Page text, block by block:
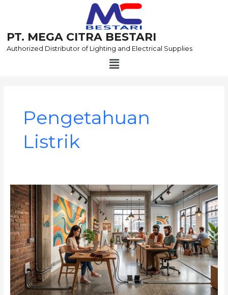
PT. MEGA CITRA BESTARI
Authorized Distributor of Lighting and Electrical Supplies
Menu
Pengetahuan
Listrik
Cara
Menentukan
Titik
Listrik
untuk
Toko,
Cafe,
dan
Kantor
yang